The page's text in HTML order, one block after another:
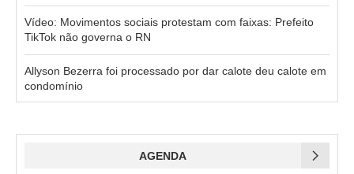
Vídeo: Movimentos sociais protestam com faixas: Prefeito
TikTok não governa o RN
Allyson Bezerra foi processado por dar calote deu calote em
condomínio
AGENDA